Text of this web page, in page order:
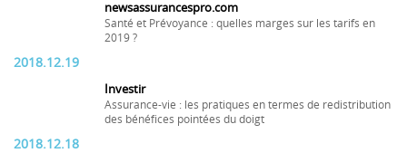
newsassurancespro.com
Santé et Prévoyance : quelles marges sur les tarifs en
2019 ?
2018.12.19
Investir
Assurance-vie : les pratiques en termes de redistribution
des bénéfices pointées du doigt
2018.12.18